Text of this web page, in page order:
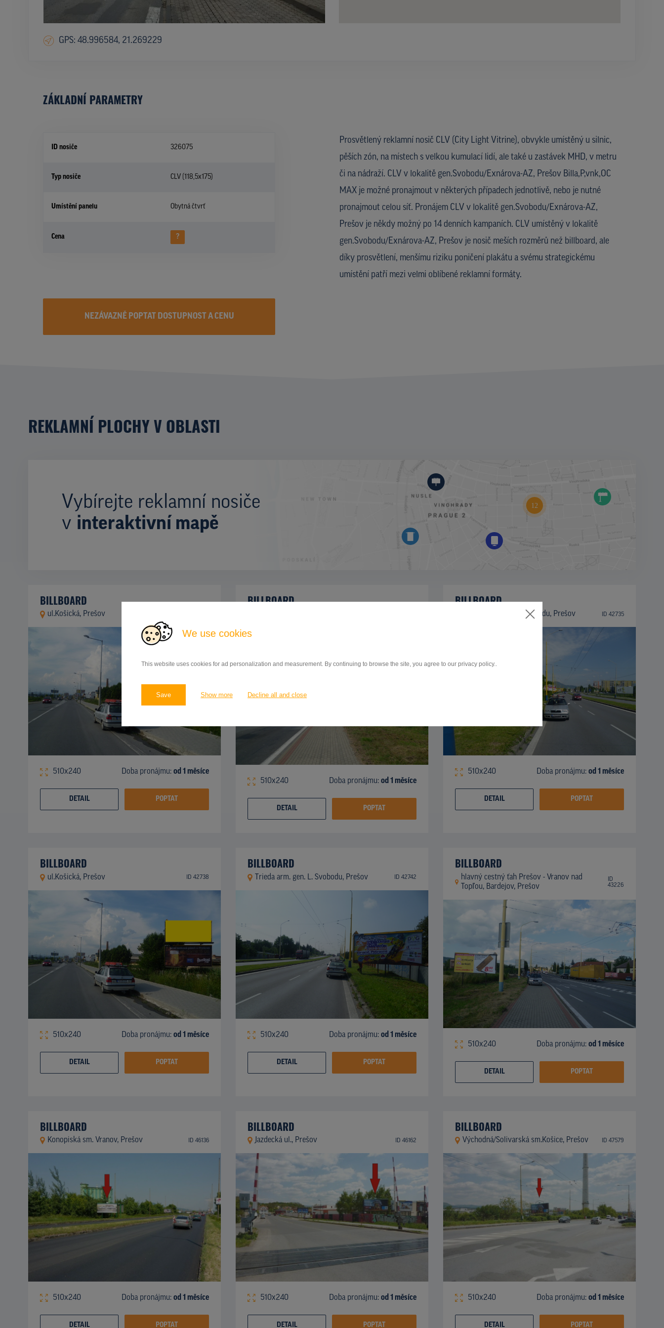
We use cookies
This website uses cookies for ad personalization and measurement. By continuing to browse the site, you agree to our privacy policy..
Save Show more Decline all and close
GPS: 48.996584, 21.269229
ZÁKLADNÍ PARAMETRY
ID nosiče 326075
Typ nosiče CLV (118,5x175)
Umístění panelu Obytná čtvrť
Cena ?
Prosvětlený reklamní nosič CLV (City Light Vitrine), obvykle umístěný u silnic,
pěších zón, na místech s velkou kumulací lidí, ale také u zastávek MHD, v metru
či na nádraží. CLV v lokalitě gen.Svobodu/Exnárova-AZ, Prešov Billa,P,vnk,OC
MAX je možné pronajmout v některých případech jednotlivě, nebo je nutné
pronajmout celou síť. Pronájem CLV v lokalitě gen.Svobodu/Exnárova-AZ,
Prešov je někdy možný po 14 denních kampaních. CLV umístěný v lokalitě
gen.Svobodu/Exnárova-AZ, Prešov je nosič meších rozměrů než billboard, ale
díky prosvětlení, menšímu riziku poničení plakátu a svému strategickému
umístění patří mezi velmi oblíbené reklamní formáty.
NEZÁVAZNĚ POPTAT DOSTUPNOST A CENU
REKLAMNÍ PLOCHY V OBLASTI
Vybírejte reklamní nosiče
v interaktivní mapě
BILLBOARD
ul.Košická, Prešov
510x240 Doba pronájmu: od 1 měsíce
DETAIL POPTAT
BILLBOARD
510x240 Doba pronájmu: od 1 měsíce
DETAIL POPTAT
BILLBOARD
Trieda arm. gen. L. Svobodu, Prešov ID 42735
510x240 Doba pronájmu: od 1 měsíce
DETAIL POPTAT
BILLBOARD
ul.Košická, Prešov ID 42738
510x240 Doba pronájmu: od 1 měsíce
DETAIL POPTAT
BILLBOARD
Trieda arm. gen. L. Svobodu, Prešov ID 42742
510x240 Doba pronájmu: od 1 měsíce
DETAIL POPTAT
BILLBOARD
hlavný cestný ťah Prešov - Vranov nad
Topľou, Bardejov, Prešov
ID
43226
510x240 Doba pronájmu: od 1 měsíce
DETAIL POPTAT
BILLBOARD
Konopiská sm. Vranov, Prešov ID 46136
510x240 Doba pronájmu: od 1 měsíce
DETAIL POPTAT
BILLBOARD
Jazdecká ul., Prešov ID 46162
510x240 Doba pronájmu: od 1 měsíce
DETAIL POPTAT
BILLBOARD
Východná/Solivarská sm.Košice, Prešov ID 47579
510x240 Doba pronájmu: od 1 měsíce
DETAIL POPTAT